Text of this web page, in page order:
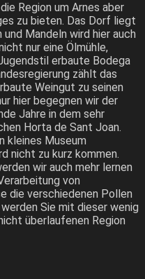
Region um Arnes aber
zu bieten. Das Dorf liegt
Mandeln wird hier auch
nur eine Ölmühle,
erbaute Bodega
zählt das
Weingut zu seinen
hier begegnen wir der
Jahre in dem sehr
Horta de Sant Joan.
kleines Museum
nicht zu kurz kommen.
wir auch mehr lernen
von
die verschiedenen Pollen
Sie mit dieser wenig
überlaufenen Region